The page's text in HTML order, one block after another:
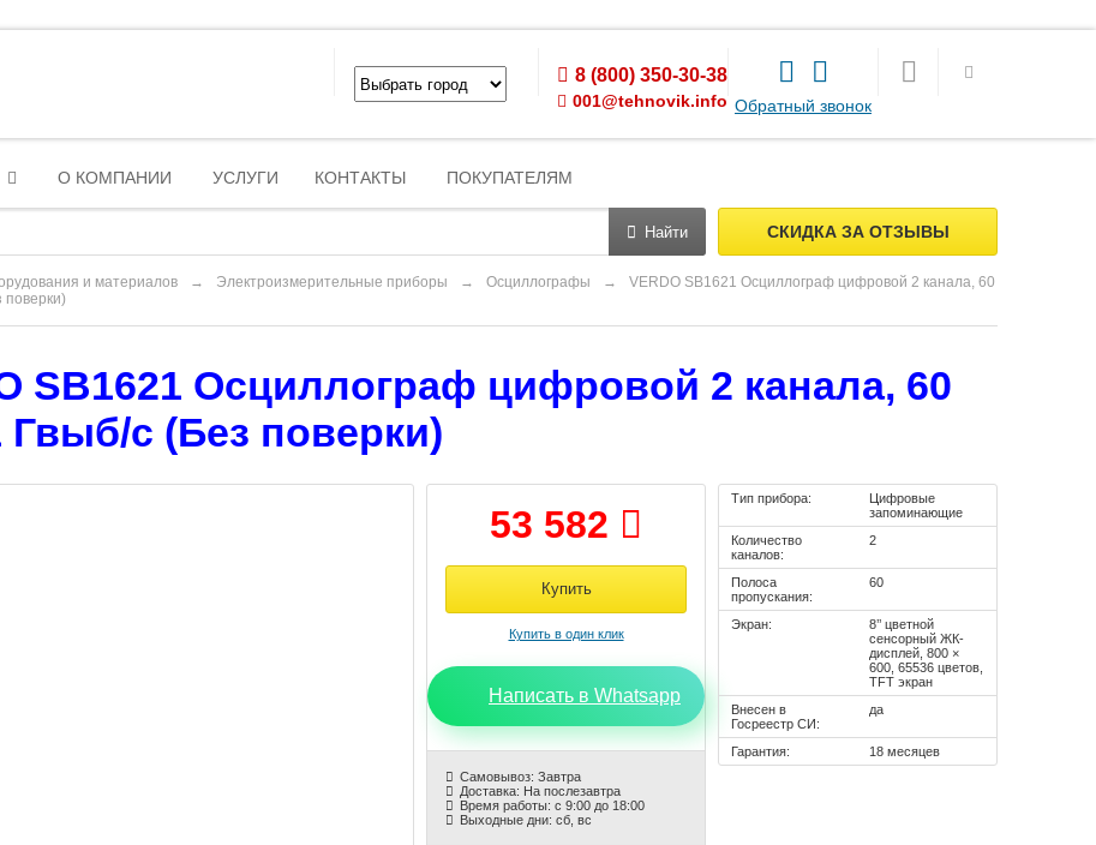
Обратный звонок
8 (800) 350-30-38
001@tehnovik.info
О КОМПАНИИ УСЛУГИ КОНТАКТЫ ПОКУПАТЕЛЯМ
Найти СКИДКА ЗА ОТЗЫВЫ
и материалов → Электроизмерительные приборы → Осциллографы →
VERDO SB1621 Осциллограф цифровой 2 канала, 60
поверки)
SB1621 Осциллограф цифровой 2 канала, 60
Гвыб/с (Без поверки)
53 582
Написать в Whatsapp
Самовывоз: Завтра
Доставка: На послезавтра
Время работы: с 9:00 до 18:00
Выходные дни: сб, вс
Тип прибора:
Цифровые
запоминающие
Количество
каналов:
2
Полоса
пропускания:
60
Экран:
8’’ цветной
сенсорный ЖК-
дисплей, 800 ×
600, 65536 цветов,
TFT экран
Внесен в
Госреестр СИ:
да
Гарантия: 18 месяцев